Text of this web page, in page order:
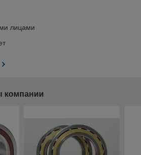
лицами
компании